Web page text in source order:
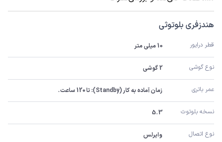
هندزفری بلوتوثی
قطر درایور 10 میلی متر
نوع گوشی 2 گوشی
عمر باتری زمان آماده به کار (Standby): تا 120 ساعت.
نسخه بلوتوث 5.3
نوع اتصال وایرلس